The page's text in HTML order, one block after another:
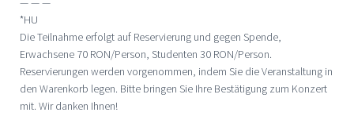
*HU
Die Teilnahme erfolgt auf Reservierung und gegen Spende,
Erwachsene 70 RON/Person, Studenten 30 RON/Person.
Reservierungen werden vorgenommen, indem Sie die Veranstaltung in
den Warenkorb legen. Bitte bringen Sie Ihre Bestätigung zum Konzert
mit. Wir danken Ihnen!